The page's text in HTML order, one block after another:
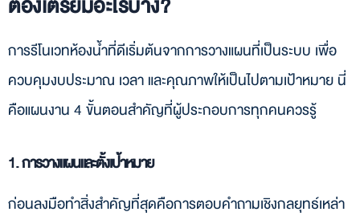
การรีโนเวทห้องน้ำที่ดีเริ่มต้นจากการวางแผนที่เป็นระบบ เพื่อ
ควบคุมงบประมาณ เวลา และคุณภาพให้เป็นไปตามเป้าหมาย นี่
คือแผนงาน 4 ขั้นตอนสำคัญที่ผู้ประกอบการทุกคนควรรู้
1. การวางแผนและตั้งเป้าหมาย
ก่อนลงมือทำสิ่งสำคัญที่สุดคือการตอบคำถามเชิงกลยุทธ์เหล่า